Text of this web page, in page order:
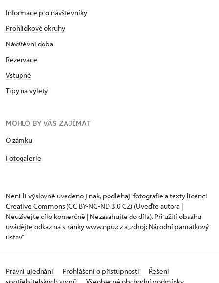
Informace pro návštěvníky
Prohlídkové okruhy
Návštěvní doba
Rezervace
Vstupné
Tipy na výlety
MOHLO BY VÁS ZAJÍMAT
O zámku
Fotogalerie
Není-li výslovně uvedeno jinak, podléhají fotografie a texty licenci
Creative Commons (CC BY-NC-ND 3.0 CZ) (Uveďte autora |
Neužívejte dílo komerčně | Nezasahujte do díla). Při užití obsahu
uvádějte odkaz na stránky www.npu.cz a „zdroj: Národní památkový
ústav“
Právní ujednání Prohlášení o přístupnosti
Řešení